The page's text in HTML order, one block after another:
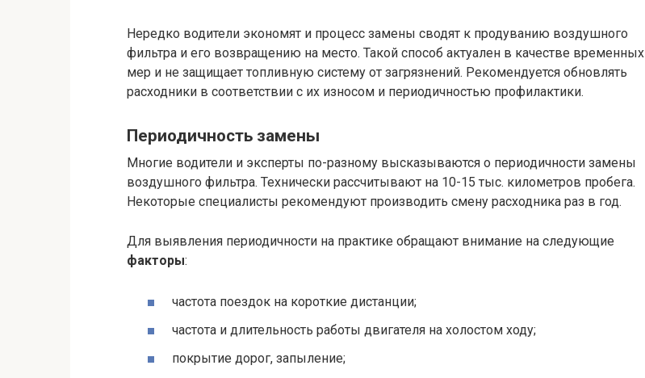
Нередко водители экономят и процесс замены сводят к продуванию воздушного
фильтра и его возвращению на место. Такой способ актуален в качестве временных
мер и не защищает топливную систему от загрязнений. Рекомендуется обновлять
расходники в соответствии с их износом и периодичностью профилактики.
Периодичность замены
Многие водители и эксперты по-разному высказываются о периодичности замены
воздушного фильтра. Технически рассчитывают на 10-15 тыс. километров пробега.
Некоторые специалисты рекомендуют производить смену расходника раз в год.
Для выявления периодичности на практике обращают внимание на следующие
факторы:
частота поездок на короткие дистанции;
частота и длительность работы двигателя на холостом ходу;
покрытие дорог, запыление;